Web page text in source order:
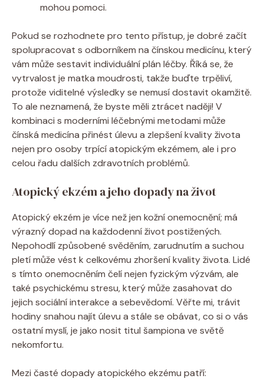
mohou pomoci.
Pokud se rozhodnete pro⁣ tento přístup,​ je ⁢dobré začít
spolupracovat⁣ s odborníkem na‍ čínskou medicínu, který⁣
vám⁣ může sestavit individuální plán léčby.‌ Říká se, že
vytrvalost je ⁤matka⁤ moudrosti, takže buďte trpěliví,
protože viditelné výsledky se nemusí ‌dostavit ⁤okamžitě.​
To ale neznamená, že‌ byste měli ztrácet naději! V
kombinaci s moderními léčebnými metodami může
⁤čínská medicína přinést úlevu a​ zlepšení⁢ kvality​ života
nejen pro osoby trpící atopickým ⁤ekzémem, ale i pro
celou řadu dalších zdravotních ⁢problémů.
Atopický ‍ekzém a jeho ​dopady‌ na život
Atopický ekzém je více než jen kožní‍ onemocnění; má‌
výrazný⁣ dopad na každodenní život‌ postižených.
Nepohodlí způsobené svěděním, zarudnutím a suchou
pletí může vést k celkovému zhoršení kvality života. Lidé
s⁣ tímto onemocněním čelí nejen fyzickým výzvám, ‍ale
také ​psychickému stresu, který může zasahovat​ do
jejich sociální interakce​ a sebevědomí. ‌Věřte ‍mi, trávit
hodiny snahou najít úlevu a stále se obávat, co ⁤si ​o vás
ostatní myslí,‌ je jako nosit titul šampiona ve světě
nekomfortu.
Mezi časté ‍dopady⁢ atopického ​ekzému patří: